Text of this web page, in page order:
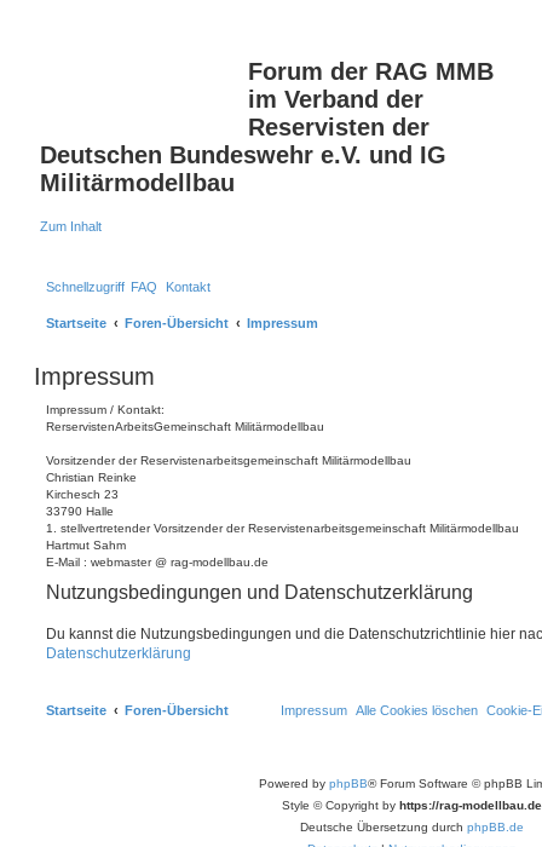
Forum der RAG MMB
im Verband der
Reservisten der
Deutschen Bundeswehr e.V. und IG
Militärmodellbau
Zum Inhalt
Schnellzugriff FAQ Kontakt
Startseite Foren-Übersicht Impressum
Impressum
Impressum / Kontakt:
RerservistenArbeitsGemeinschaft Militärmodellbau
Vorsitzender der Reservistenarbeitsgemeinschaft Militärmodellbau
Christian Reinke
Kirchesch 23
33790 Halle
1. stellvertretender Vorsitzender der Reservistenarbeitsgemeinschaft Militärmodellbau
Hartmut Sahm
E-Mail : webmaster @ rag-modellbau.de
Nutzungsbedingungen und Datenschutzerklärung
Du kannst die Nutzungsbedingungen und die Datenschutzrichtlinie hier
Datenschutzerklärung
Startseite Foren-Übersicht Cookie-
Alle Cookies löschen
Impressum
Powered by phpBB® Forum Software © phpBB
Style © Copyright by https://rag-modellbau.de
Deutsche Übersetzung durch phpBB.de